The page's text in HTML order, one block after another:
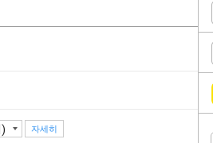
자세히